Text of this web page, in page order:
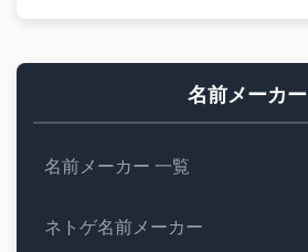
名前メーカー
名前メーカー 一覧
ネトゲ名前メーカー